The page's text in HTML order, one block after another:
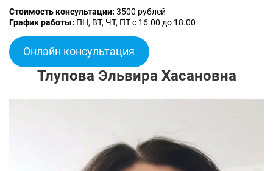
Стоимость консультации: 3500 рублей
График работы: ПН, ВТ, ЧТ, ПТ с 16.00 до 18.00
Онлайн консультация
Тлупова Эльвира Хасановна